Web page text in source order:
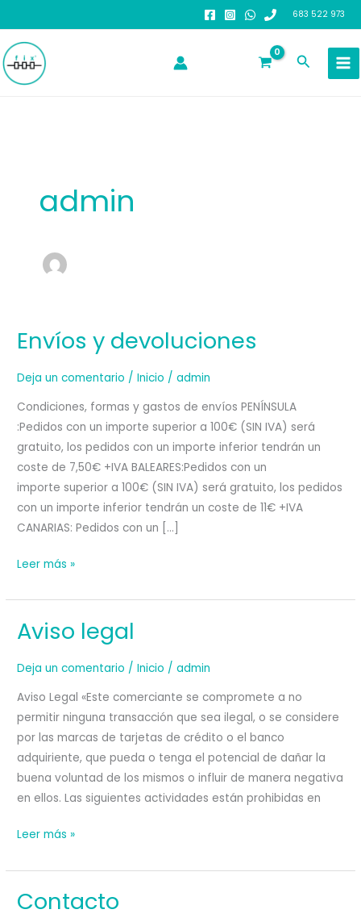
al
contenido
683 522 973
Buscar
admin
Envíos y devoluciones
Deja un comentario /Inicio /admin
Condiciones, formas y gastos de envíos PENÍNSULA
:Pedidos con un importe superior a 100€ (SIN IVA) será
gratuito, los pedidos con un importe inferior tendrán un
coste de 7,50€ +IVA BALEARES:Pedidos con un
importe superior a 100€ (SIN IVA) será gratuito, los pedidos
con un importe inferior tendrán un coste de 11€ +IVA
CANARIAS: Pedidos con un […]
Envíos
devoluciones
Leer más »
Aviso legal
Deja un comentario /Inicio /admin
Aviso Legal «Este comerciante se compromete a no
permitir ninguna transacción que sea ilegal, o se considere
por las marcas de tarjetas de crédito o el banco
adquiriente, que pueda o tenga el potencial de dañar la
buena voluntad de los mismos o influir de manera negativa
en ellos. Las siguientes actividades están prohibidas en
Aviso
Leer más »
Contacto